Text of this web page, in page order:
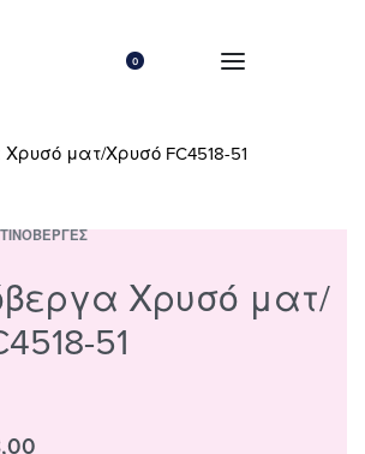
0
Χρυσό ματ/
51